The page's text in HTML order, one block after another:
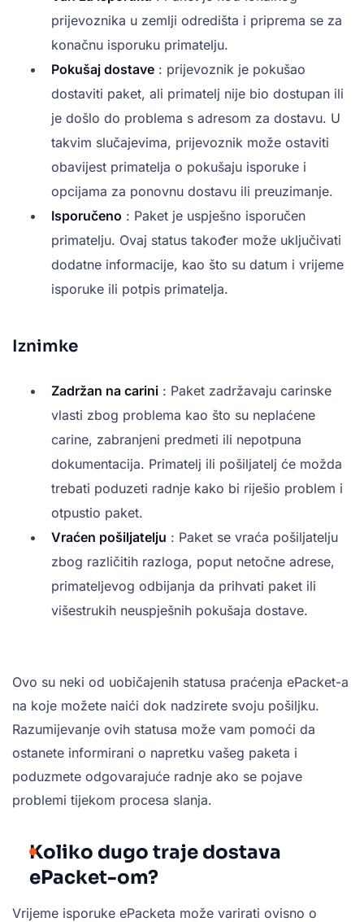
prijevoznika u zemlji odredišta i priprema se za
konačnu isporuku primatelju.
Pokušaj dostave : prijevoznik je pokušao
dostaviti paket, ali primatelj nije bio dostupan ili
je došlo do problema s adresom za dostavu. U
takvim slučajevima, prijevoznik može ostaviti
obavijest primatelja o pokušaju isporuke i
opcijama za ponovnu dostavu ili preuzimanje.
Isporučeno : Paket je uspješno isporučen
primatelju. Ovaj status također može uključivati
dodatne informacije, kao što su datum i vrijeme
isporuke ili potpis primatelja.
Iznimke
Zadržan na carini : Paket zadržavaju carinske
vlasti zbog problema kao što su neplaćene
carine, zabranjeni predmeti ili nepotpuna
dokumentacija. Primatelj ili pošiljatelj će možda
trebati poduzeti radnje kako bi riješio problem i
otpustio paket.
Vraćen pošiljatelju : Paket se vraća pošiljatelju
zbog različitih razloga, poput netočne adrese,
primateljevog odbijanja da prihvati paket ili
višestrukih neuspješnih pokušaja dostave.
Ovo su neki od uobičajenih statusa praćenja ePacket-a
na koje možete naići dok nadzirete svoju pošiljku.
Razumijevanje ovih statusa može vam pomoći da
ostanete informirani o napretku vašeg paketa i
poduzmete odgovarajuće radnje ako se pojave
problemi tijekom procesa slanja.
Koliko dugo traje dostava
ePacket-om?
Vrijeme isporuke ePacketa može varirati ovisno o